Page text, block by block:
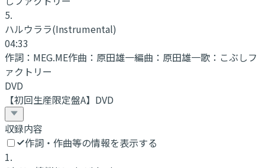
5.
ハルウララ(Instrumental)
04:33
作詞： MEG.ME作曲： 原田雄一編曲： 原田雄一歌： こぶしフ
ァクトリー
DVD
【初回生産限定盤A】DVD
収録内容
作詞・作曲等の情報を表示する
1.